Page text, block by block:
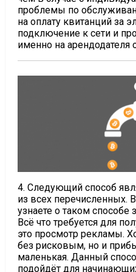
проблемы по
на оплату квитанций за
подключение к сети и
именно на арендодателя
4. Следующий способ
из всех перечисленных.
узнаете о таком способе
Всё что требуется для
это просмотр рекламы.
без рисковым, но и
маленькая. Данный
подойдёт для